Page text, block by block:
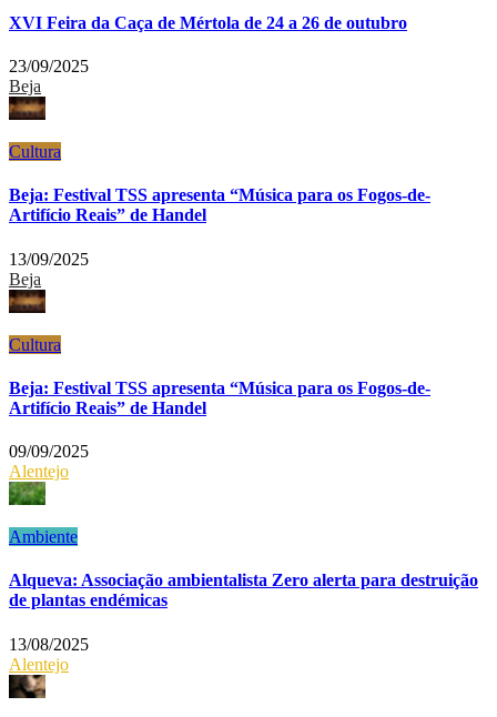
XVI Feira da Caça de Mértola de 24 a 26 de outubro
23/09/2025
Beja
Cultura
Beja: Festival TSS apresenta “Música para os Fogos-de-
Artifício Reais” de Handel
13/09/2025
Beja
Cultura
Beja: Festival TSS apresenta “Música para os Fogos-de-
Artifício Reais” de Handel
09/09/2025
Alentejo
Ambiente
Alqueva: Associação ambientalista Zero alerta para destruição
de plantas endémicas
13/08/2025
Alentejo